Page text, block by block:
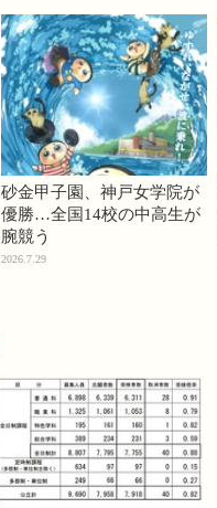
砂金甲子園、神戸女学院が
優勝…全国14校の中高生が
腕競う
2026.7.29